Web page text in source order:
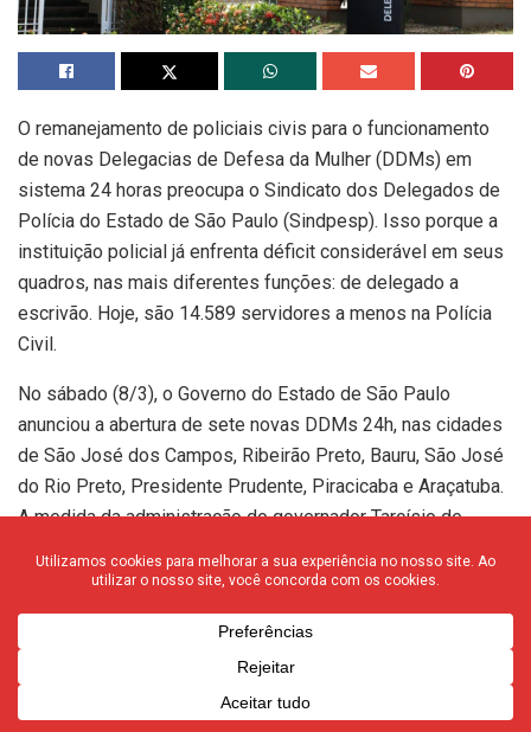
O remanejamento de policiais civis para o funcionamento
de novas Delegacias de Defesa da Mulher (DDMs) em
sistema 24 horas preocupa o Sindicato dos Delegados de
Polícia do Estado de São Paulo (Sindpesp). Isso porque a
instituição policial já enfrenta déficit considerável em seus
quadros, nas mais diferentes funções: de delegado a
escrivão. Hoje, são 14.589 servidores a menos na Polícia
Civil.
No sábado (8/3), o Governo do Estado de São Paulo
anunciou a abertura de sete novas DDMs 24h, nas cidades
de São José dos Campos, Ribeirão Preto, Bauru, São José
do Rio Preto, Presidente Prudente, Piracicaba e Araçatuba.
A medida da administração do governador Tarcísio de
alterações, mas a unidade pode ser incluída nessa nova
política. A medida eleva de 11 para 18 unidades neste
formato em solo paulista. Também foram criadas dez
novas salas DDM para atendimento on-line.
A questão, como alerta a presidente do Sindpesp, a